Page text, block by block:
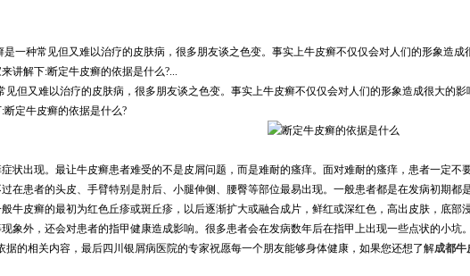
一种常见但又难以治疗的皮肤病，很多朋友谈之色变。事实上牛皮癣不仅仅会对人们的形象造
讲解下:断定牛皮癣的依据是什么?...
见但又难以治疗的皮肤病，很多朋友谈之色变。事实上牛皮癣不仅仅会对人们的形象造成很大的
断定牛皮癣的依据是什么?
出现。最让牛皮癣患者难受的不是皮屑问题，而是难耐的瘙痒。面对难耐的瘙痒，患者一定不
患者的头皮、手臂特别是肘后、小腿伸侧、腰臀等部位最易出现。一般患者都是在发病初期都
皮癣的最初为红色丘疹或斑丘疹，以后逐渐扩大或融合成片，鲜红或深红色，高出皮肤，底部
外，还会对患者的指甲健康造成影响。很多患者会在发病数年后在指甲上出现一些点状的小坑。
的相关内容，最后四川银屑病医院的专家祝愿每一个朋友能够身体健康，如果您还想了解成都牛